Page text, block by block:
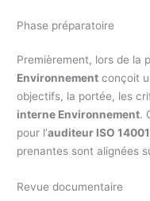
Phase préparatoire
Premièrement, lors de la
Environnement conçoit
objectifs, la portée, les
interne Environnement.
pour l’auditeur ISO 14001
prenantes sont alignées
Revue documentaire